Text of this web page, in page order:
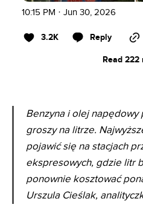
10:15 PM · Jun 30, 2026
3.2K Reply
Read 222
Benzyna i olej
groszy na litrze.
pojawić się na stacjach
ekspresowych, gdzie litr
ponownie kosztować
Urszula Cieślak,